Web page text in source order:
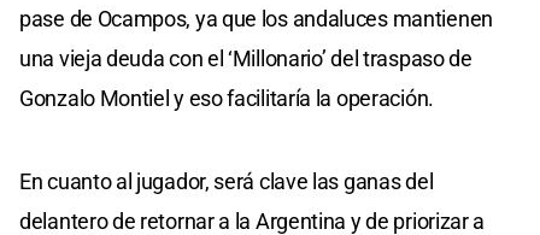
pase de Ocampos, ya que los andaluces mantienen
una vieja deuda con el ‘Millonario’ del traspaso de
Gonzalo Montiel y eso facilitaría la operación.
En cuanto al jugador, será clave las ganas del
delantero de retornar a la Argentina y de priorizar a